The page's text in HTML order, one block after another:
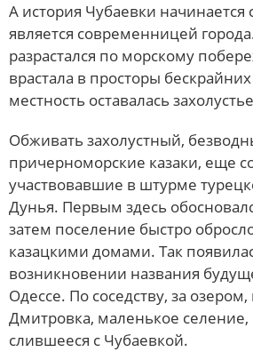
А история Чубаевки начинается
является современницей
разрастался по морскому
врастала в просторы бескрайних
местность оставалась
Обживать захолустный,
причерноморские казаки, еще
участвовавшие в штурме
Дунья. Первым здесь
затем поселение быстро
казацкими домами. Так
возникновении названия
Одессе. По соседству, за
Дмитровка, маленькое селение,
слившееся с Чубаевкой.